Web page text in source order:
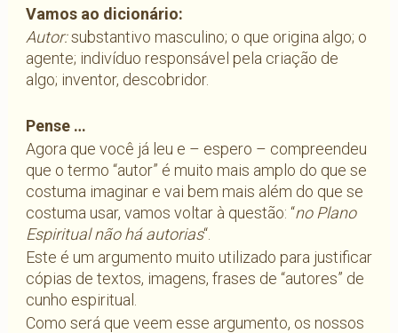
Vamos ao dicionário:
Autor:substantivo masculino; o que origina algo; o
agente; indivíduo responsável pela criação de
algo; inventor, descobridor.
Pense …
Agora que você já leu e – espero – compreendeu
que o termo “autor” é muito mais amplo do que se
costuma imaginar e vai bem mais além do que se
costuma usar, vamos voltar à questão: “no Plano
Espiritual não há autorias“.
Este é um argumento muito utilizado para justificar
cópias de textos, imagens, frases de “autores” de
cunho espiritual.
Como será que veem esse argumento, os nossos